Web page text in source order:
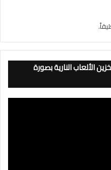
الألعاب النارية بصورة